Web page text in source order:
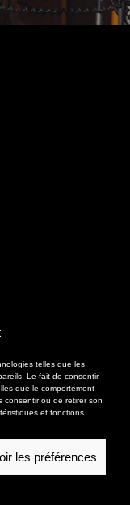
telles que les
Le fait de consentir
que le comportement
ou de retirer son
et fonctions.
les préférences